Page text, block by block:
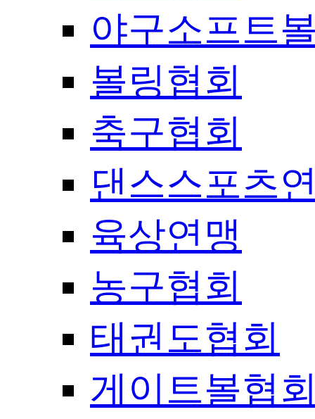
야구소프트
볼링협회
축구협회
댄스스포츠
육상연맹
농구협회
태권도협회
게이트볼협